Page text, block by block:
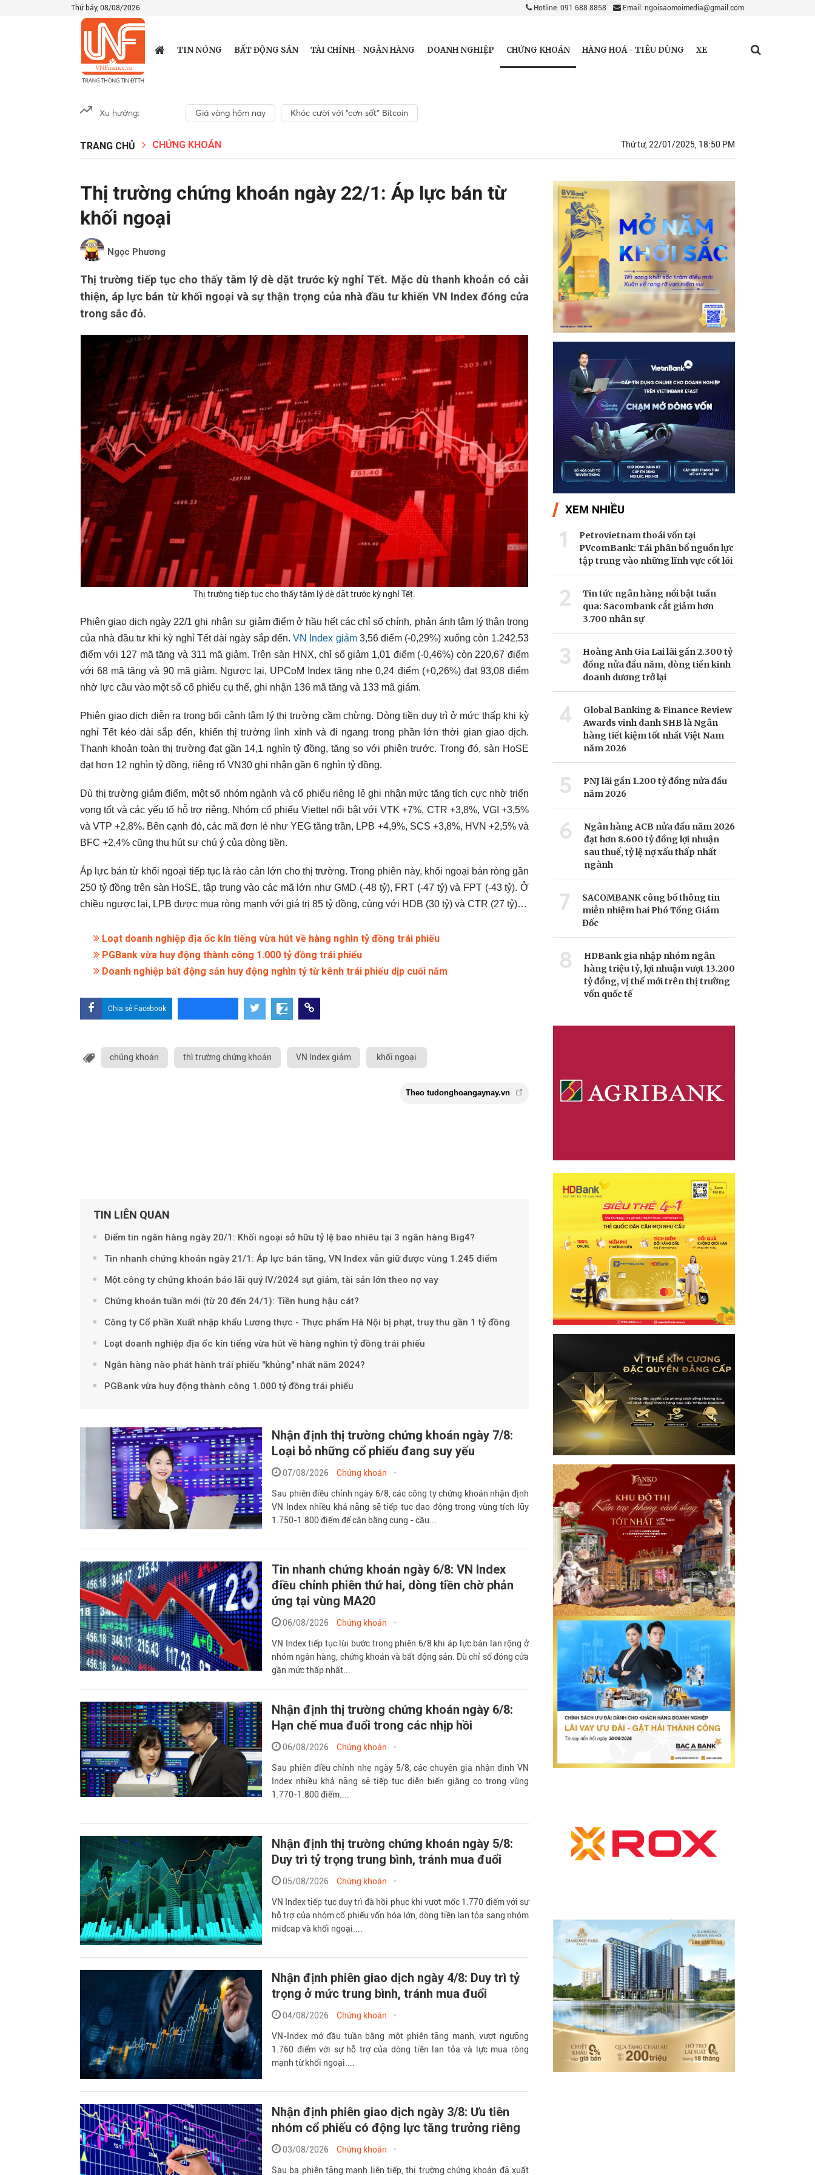
Thứ bảy, 08/08/2026 Hotline: 091 688 8858 Email: ngoisaomoimedia@gmail.com
TIN NÓNG BẤT ĐỘNG SẢN TÀI CHÍNH - NGÂN HÀNG DOANH NGHIỆP CHỨNG KHOÁN HÀNG HOÁ - TIÊU DÙNG XE
Xu hướng: Giá vàng hôm nay Khóc cười với “cơn sốt” Bitcoin
TRANG CHỦ CHỨNG KHOÁN Thứ tư, 22/01/2025, 18:50 PM
Thị trường chứng khoán ngày 22/1: Áp lực bán từ
khối ngoại
Ngọc Phương
Thị trường tiếp tục cho thấy tâm lý dè dặt trước kỳ nghỉ Tết. Mặc dù thanh khoản có cải
thiện, áp lực bán từ khối ngoại và sự thận trọng của nhà đầu tư khiến VN Index đóng cửa
trong sắc đỏ.
Thị trường tiếp tục cho thấy tâm lý dè dặt trước kỳ nghỉ Tết.
Phiên giao dịch ngày 22/1 ghi nhận sự giảm điểm ở hầu hết các chỉ số chính, phản ánh tâm lý thận trọng
của nhà đầu tư khi kỳ nghỉ Tết dài ngày sắp đến. VN Index giảm 3,56 điểm (-0,29%) xuống còn 1.242,53
điểm với 127 mã tăng và 311 mã giảm. Trên sàn HNX, chỉ số giảm 1,01 điểm (-0,46%) còn 220,67 điểm
với 68 mã tăng và 90 mã giảm. Ngược lại, UPCoM Index tăng nhẹ 0,24 điểm (+0,26%) đạt 93,08 điểm
nhờ lực cầu vào một số cổ phiếu cụ thể, ghi nhận 136 mã tăng và 133 mã giảm.
Phiên giao dịch diễn ra trong bối cảnh tâm lý thị trường cầm chừng. Dòng tiền duy trì ở mức thấp khi kỳ
nghỉ Tết kéo dài sắp đến, khiến thị trường lình xình và đi ngang trong phần lớn thời gian giao dịch.
Thanh khoản toàn thị trường đạt gần 14,1 nghìn tỷ đồng, tăng so với phiên trước. Trong đó, sàn HoSE
đạt hơn 12 nghìn tỷ đồng, riêng rổ VN30 ghi nhận gần 6 nghìn tỷ đồng.
Dù thị trường giảm điểm, một số nhóm ngành và cổ phiếu riêng lẻ ghi nhận mức tăng tích cực nhờ triển
vọng tốt và các yếu tố hỗ trợ riêng. Nhóm cổ phiếu Viettel nổi bật với VTK +7%, CTR +3,8%, VGI +3,5%
và VTP +2,8%. Bên cạnh đó, các mã đơn lẻ như YEG tăng trần, LPB +4,9%, SCS +3,8%, HVN +2,5% và
BFC +2,4% cũng thu hút sự chú ý của dòng tiền.
Áp lực bán từ khối ngoại tiếp tục là rào cản lớn cho thị trường. Trong phiên này, khối ngoại bán ròng gần
250 tỷ đồng trên sàn HoSE, tập trung vào các mã lớn như GMD (-48 tỷ), FRT (-47 tỷ) và FPT (-43 tỷ). Ở
chiều ngược lại, LPB được mua ròng mạnh với giá trị 85 tỷ đồng, cùng với HDB (30 tỷ) và CTR (27 tỷ)…
Loạt doanh nghiệp địa ốc kín tiếng vừa hút về hàng nghìn tỷ đồng trái phiếu
PGBank vừa huy động thành công 1.000 tỷ đồng trái phiếu
Doanh nghiệp bất động sản huy động nghìn tỷ từ kênh trái phiếu dịp cuối năm
Chia sẻ Facebook
chúng khoán thì trường chứng khoán VN Index giảm khối ngoại
TIN LIÊN QUAN
Điểm tin ngân hàng ngày 20/1: Khối ngoại sở hữu tỷ lệ bao nhiêu tại 3 ngân hàng Big4?
Tin nhanh chứng khoán ngày 21/1: Áp lực bán tăng, VN Index vẫn giữ được vùng 1.245 điểm
Một công ty chứng khoán báo lãi quý IV/2024 sụt giảm, tài sản lớn theo nợ vay
Chứng khoán tuần mới (từ 20 đến 24/1): Tiền hung hậu cát?
Công ty Cổ phần Xuất nhập khẩu Lương thực - Thực phẩm Hà Nội bị phạt, truy thu gần 1 tỷ đồng
Loạt doanh nghiệp địa ốc kín tiếng vừa hút về hàng nghìn tỷ đồng trái phiếu
Ngân hàng nào phát hành trái phiếu "khủng" nhất năm 2024?
PGBank vừa huy động thành công 1.000 tỷ đồng trái phiếu
Nhận định thị trường chứng khoán ngày 7/8:
Loại bỏ những cổ phiếu đang suy yếu
07/08/2026 Chứng khoán
Sau phiên điều chỉnh ngày 6/8, các công ty chứng khoán nhận định
VN Index nhiều khả năng sẽ tiếp tục dao động trong vùng tích lũy
1.750-1.800 điểm để cân bằng cung - cầu...
Tin nhanh chứng khoán ngày 6/8: VN Index
điều chỉnh phiên thứ hai, dòng tiền chờ phản
ứng tại vùng MA20
06/08/2026 Chứng khoán
VN Index tiếp tục lùi bước trong phiên 6/8 khi áp lực bán lan rộng ở
nhóm ngân hàng, chứng khoán và bất động sản. Dù chỉ số đóng cửa
gần mức thấp nhất...
Nhận định thị trường chứng khoán ngày 6/8:
Hạn chế mua đuổi trong các nhịp hồi
06/08/2026 Chứng khoán
Sau phiên điều chỉnh nhẹ ngày 5/8, các chuyên gia nhận định VN
Index nhiều khả năng sẽ tiếp tục diễn biến giằng co trong vùng
1.770-1.800 điểm....
Nhận định thị trường chứng khoán ngày 5/8:
Duy trì tỷ trọng trung bình, tránh mua đuổi
05/08/2026 Chứng khoán
VN Index tiếp tục duy trì đà hồi phục khi vượt mốc 1.770 điểm với sự
hỗ trợ của nhóm cổ phiếu vốn hóa lớn, dòng tiền lan tỏa sang nhóm
midcap và khối ngoại....
Nhận định phiên giao dịch ngày 4/8: Duy trì tỷ
trọng ở mức trung bình, tránh mua đuổi
04/08/2026 Chứng khoán
VN-Index mở đầu tuần bằng một phiên tăng mạnh, vượt ngưỡng
1.760 điểm với sự hỗ trợ của dòng tiền lan tỏa và lực mua ròng
mạnh từ khối ngoại....
Nhận định phiên giao dịch ngày 3/8: Ưu tiên
nhóm cổ phiếu có động lực tăng trưởng riêng
03/08/2026 Chứng khoán
Sau ba phiên tăng mạnh liên tiếp, thị trường chứng khoán đã xuất
XEM NHIỀU
1
Petrovietnam thoái vốn tại
PVcomBank: Tái phân bổ nguồn lực
tập trung vào những lĩnh vực cốt lõi
2
Tin tức ngân hàng nổi bật tuần
qua: Sacombank cắt giảm hơn
3.700 nhân sự
3
Hoàng Anh Gia Lai lãi gần 2.300 tỷ
đồng nửa đầu năm, dòng tiền kinh
doanh dương trở lại
4
Global Banking & Finance Review
Awards vinh danh SHB là Ngân
hàng tiết kiệm tốt nhất Việt Nam
năm 2026
5
PNJ lãi gần 1.200 tỷ đồng nửa đầu
năm 2026
6
Ngân hàng ACB nửa đầu năm 2026
đạt hơn 8.600 tỷ đồng lợi nhuận
sau thuế, tỷ lệ nợ xấu thấp nhất
ngành
7
SACOMBANK công bố thông tin
miễn nhiệm hai Phó Tổng Giám
Đốc
8
HDBank gia nhập nhóm ngân
hàng triệu tỷ, lợi nhuận vượt 13.200
tỷ đồng, vị thế mới trên thị trường
vốn quốc tế